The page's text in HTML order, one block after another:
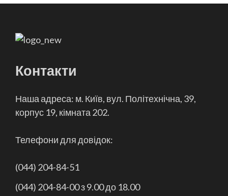
Контакти
Наша адреса: м. Київ, вул. Політехнічна, 39,
корпус 19, кімната 202.
Телефони для довідок:
(044) 204-84-51
(044) 204-84-00 з 9.00 до 18.00